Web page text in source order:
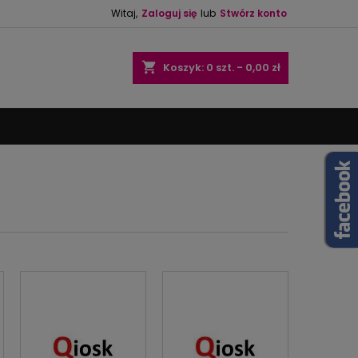
Witaj, Zaloguj się lub Stwórz konto
shopping_cart Koszyk: 0 szt. - 0,00 zł